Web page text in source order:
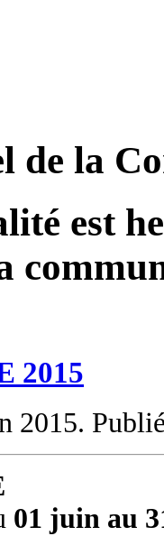
de la
est
2015
2015.
01 juin au